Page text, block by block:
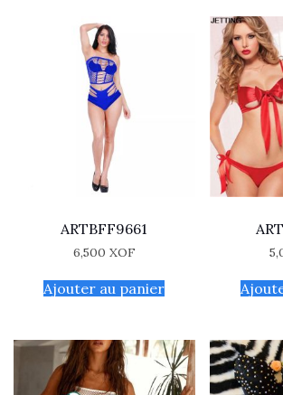
ARTBFF9661
6,500 XOF
Ajouter au panier